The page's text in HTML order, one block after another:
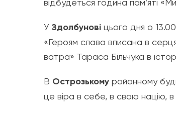
відбудеться година пам’яті
У Здолбунові цього дня о
«Героям слава вписана в
ватра» Тараса Більчука в
В Острозькому районному
це віра в себе, в свою націю, в